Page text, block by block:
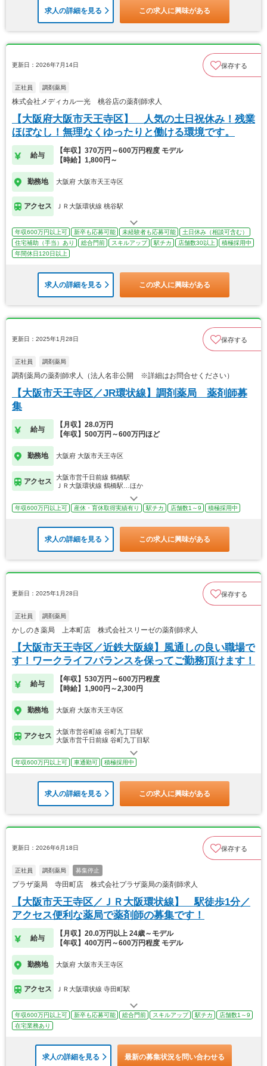
求人の詳細を見る この求人に興味がある
更新日：2026年7月14日 保存する
正社員 調剤薬局
株式会社メディカル一光 桃谷店の薬剤師求人
【大阪府大阪市天王寺区】 人気の土日祝休み！残業
ほぼなし！無理なくゆったりと働ける環境です。
給与
【年収】370万円～600万円程度 モデル
【時給】1,800円～
勤務地 大阪府 大阪市天王寺区
アクセス ＪＲ大阪環状線 桃谷駅
年収600万円以上可 新卒も応募可能 未経験者も応募可能
土日休み（相談可含む）
住宅補助（手当）あり
総合門前 スキルアップ 駅チカ 店舗数30以上
積極採用中
年間休日120日以上
求人の詳細を見る この求人に興味がある
更新日：2025年1月28日 保存する
正社員 調剤薬局
調剤薬局の薬剤師求人（法人名非公開 ※詳細はお問合せください）
【大阪市天王寺区／JR環状線】調剤薬局 薬剤師募
集
給与
【月収】28.0万円
【年収】500万円～600万円ほど
勤務地 大阪府 大阪市天王寺区
アクセス
大阪市営千日前線 鶴橋駅
ＪＲ大阪環状線 鶴橋駅…ほか
年収600万円以上可 産休・育休取得実績有り 駅チカ 店舗数1～9 積極採用中
求人の詳細を見る この求人に興味がある
更新日：2025年1月28日 保存する
正社員 調剤薬局
かしのき薬局 上本町店 株式会社スリーゼの薬剤師求人
【大阪市天王寺区／近鉄大阪線】風通しの良い職場で
す！ワークライフバランスを保ってご勤務頂けます！
給与
【年収】530万円～600万円程度
【時給】1,900円～2,300円
勤務地 大阪府 大阪市天王寺区
アクセス
大阪市営谷町線 谷町九丁目駅
大阪市営千日前線 谷町九丁目駅
年収600万円以上可 車通勤可 積極採用中
求人の詳細を見る この求人に興味がある
更新日：2026年6月18日 保存する
正社員 調剤薬局 募集停止
プラザ薬局 寺田町店 株式会社プラザ薬局の薬剤師求人
【大阪市天王寺区／ＪＲ大阪環状線】 駅徒歩1分／
アクセス便利な薬局で薬剤師の募集です！
給与
【月収】20.0万円以上 24歳～モデル
【年収】400万円～600万円程度 モデル
勤務地 大阪府 大阪市天王寺区
アクセス ＪＲ大阪環状線 寺田町駅
年収600万円以上可 新卒も応募可能 総合門前 スキルアップ 駅チカ
店舗数1～9
在宅業務あり
求人の詳細を見る 最新の募集状況を問い合わせる